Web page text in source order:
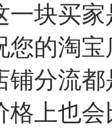
一块买
您的淘
铺分流
格上也